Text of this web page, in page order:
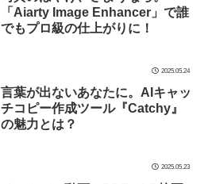
「Aiarty Image Enhancer」で誰
でもプロ級の仕上がりに！
2025.05.24
言葉が出ないあなたに。AIキャッ
チコピー作成ツール『Catchy』
の魅力とは？
2025.05.23